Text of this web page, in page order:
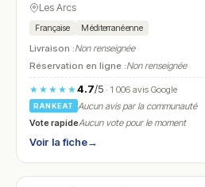
Les Arcs
Française Méditerranéenne
Livraison :Non renseignée
Réservation en ligne :Non renseignée
★★★★★4.7/5· 1 006 avis Google
RANKEAT
Aucun avis par la communauté
Vote rapideAucun vote pour le moment
Voir la fiche→